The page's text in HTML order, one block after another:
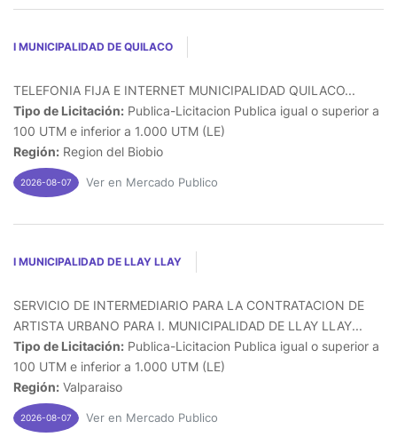
I MUNICIPALIDAD DE QUILACO
TELEFONIA FIJA E INTERNET MUNICIPALIDAD QUILACO...
Tipo de Licitación: Publica-Licitacion Publica igual o superior a
100 UTM e inferior a 1.000 UTM (LE)
Región: Region del Biobio
2026-08-07 Ver en Mercado Publico
I MUNICIPALIDAD DE LLAY LLAY
SERVICIO DE INTERMEDIARIO PARA LA CONTRATACION DE
ARTISTA URBANO PARA I. MUNICIPALIDAD DE LLAY LLAY...
Tipo de Licitación: Publica-Licitacion Publica igual o superior a
100 UTM e inferior a 1.000 UTM (LE)
Región: Valparaiso
2026-08-07 Ver en Mercado Publico